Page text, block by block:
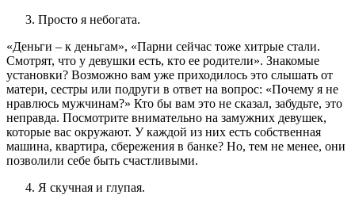
Просто я небогата.
«Деньги – к деньгам», «Парни сейчас тоже хитрые стали.
Смотрят, что у девушки есть, кто ее родители». Знакомые
установки? Возможно вам уже приходилось это слышать от
матери, сестры или подруги в ответ на вопрос: «Почему я не
нравлюсь мужчинам?» Кто бы вам это не сказал, забудьте, это
неправда. Посмотрите внимательно на замужних девушек,
которые вас окружают. У каждой из них есть собственная
машина, квартира, сбережения в банке? Но, тем не менее, они
позволили себе быть счастливыми.
Я скучная и глупая.